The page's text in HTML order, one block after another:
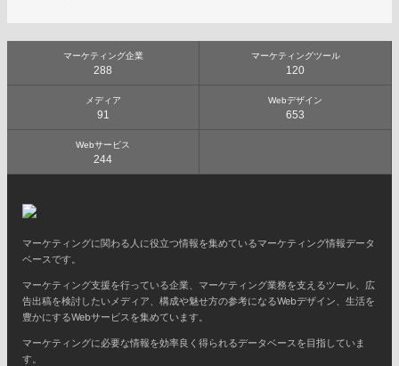
マーケティング企業
288
マーケティングツール
120
メディア
91
Webデザイン
653
Webサービス
244
マーケティングに関わる人に役立つ情報を集めているマーケティング情報データ
ベースです。
マーケティング支援を行っている企業、マーケティング業務を支えるツール、広
告出稿を検討したいメディア、構成や魅せ方の参考になるWebデザイン、生活を
豊かにするWebサービスを集めています。
マーケティングに必要な情報を効率良く得られるデータベースを目指していま
す。